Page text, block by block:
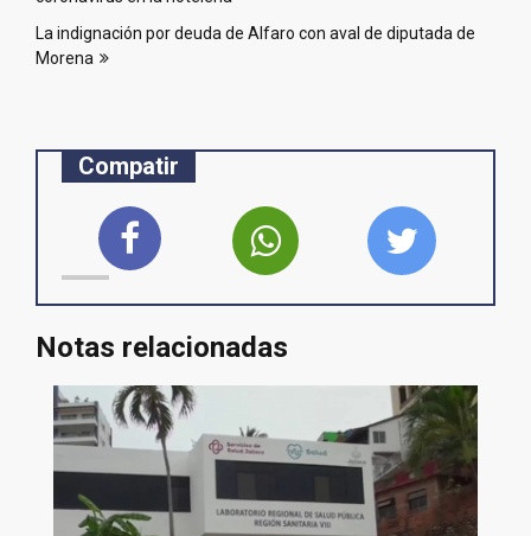
entradas
La indignación por deuda de Alfaro con aval de diputada de
Morena
Compatir
Notas relacionadas